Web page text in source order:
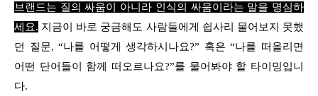
브랜드는 질의 싸움이 아니라 인식의 싸움이라는 말을 명심하
세요. 지금이 바로 궁금해도 사람들에게 쉽사리 물어보지 못했
던 질문, “나를 어떻게 생각하시나요?” 혹은 “나를 떠올리면
어떤 단어들이 함께 떠오르나요?”를 물어봐야 할 타이밍입니
다.